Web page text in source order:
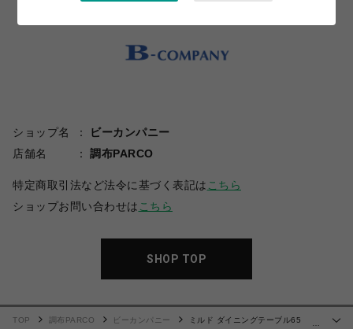
ショップ名
ビーカンパニー
店舗名
調布PARCO
特定商取引法など法令に基づく表記は こちら
ショップお問い合わせは こちら
SHOP TOP
…
TOP 調布PARCO ビーカンパニー
ミルド ダイニングテーブル65